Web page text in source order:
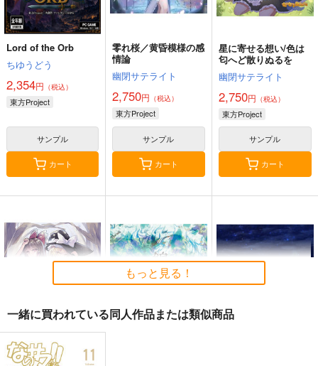
Lord of the Orb
ちゆうどう
2,354円 （税込）
東方Project
サンプル
カート
零れ桜／黄昏模様の感
情論
幽閉サテライト
2,750円 （税込）
東方Project
サンプル
カート
星に寄せる想い/色は
匂へど散りぬるを
幽閉サテライト
2,750円 （税込）
東方Project
サンプル
カート
始まりの雨
もっと見る！
一緒に買われている同人作品または類似商品